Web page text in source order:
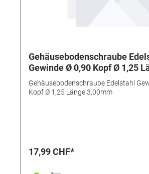
Gehäusebodenschraube
Gewinde Ø 0,90 Kopf Ø 1,25
3,00mm
Gehäusebodenschraube Edelstahl Gewinde Ø 0,90
Kopf Ø 1,25 Länge 3,00mm
17,99 CHF*